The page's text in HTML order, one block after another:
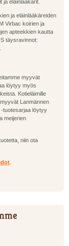
ja eläinlääkärit.
ja eläinlääkäreiden
Virbac koirien ja
apteekkien kautta
täysravinnot:
myyvät
löytyy myös
Kotieläimille
Lanmännen
tuotesarjaa löytyy
meijerien
niin ota